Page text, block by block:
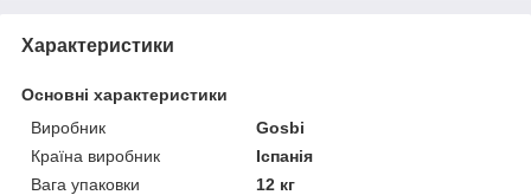
Характеристики
Основні характеристики
Виробник
Gosbi
Країна виробник
Іспанія
Вага упаковки
12 кг